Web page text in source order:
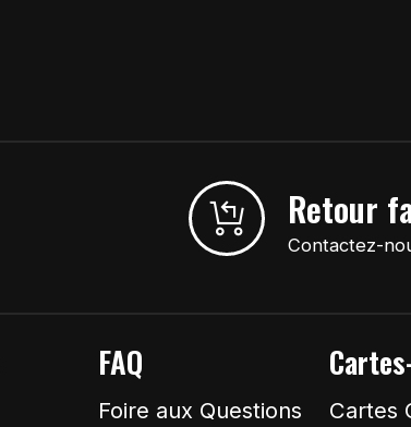
Retour
Contactez-
FAQ
Foire aux Questions
Cartes